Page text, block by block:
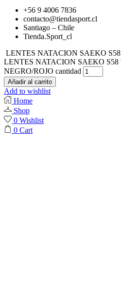
+56 9 4006 7836
contacto@tiendasport.cl
Santiago – Chile
Tienda.Sport_cl
LENTES NATACION SAEKO
LENTES NATACION SAEKO
NEGRO/ROJO cantidad
Añadir al carrito
Add to wishlist
Home
Shop
0 Wishlist
0 Cart